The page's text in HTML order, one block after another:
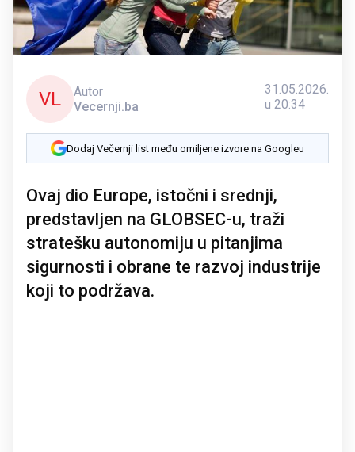
VL
Autor
Vecernji.ba
31.05.2026.
u 20:34
Dodaj Večernji list među omiljene izvore na Googleu
Ovaj dio Europe, istočni i srednji,
predstavljen na GLOBSEC-u, traži
stratešku autonomiju u pitanjima
sigurnosti i obrane te razvoj industrije
koji to podržava.